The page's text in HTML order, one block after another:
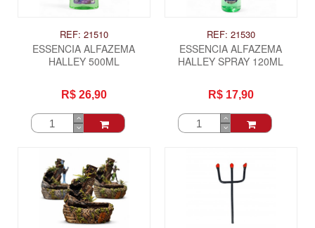
REF: 21510
ESSENCIA ALFAZEMA
HALLEY 500ML
R$ 26,90
REF: 21530
ESSENCIA ALFAZEMA
HALLEY SPRAY 120ML
R$ 17,90